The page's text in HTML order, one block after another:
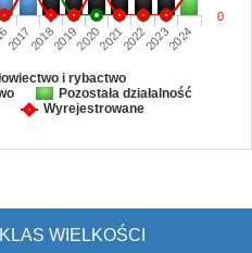
20172018201920202021202220232024
0
i rybactwo
Pozostała działalność
Wyrejestrowane
WIELKOŚCI